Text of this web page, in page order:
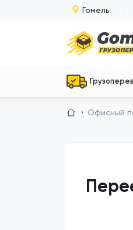
Гомель
Офисный